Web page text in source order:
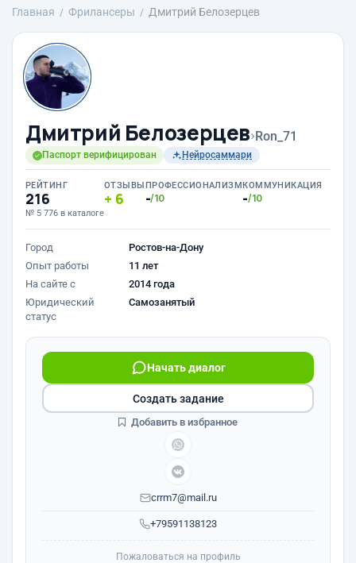
Главная Фрилансеры Дмитрий Белозерцев
Дмитрий Белозерцев›Ron_71
Паспорт верифицирован Нейросаммари
РЕЙТИНГ
216
№ 5 776 в каталоге
ОТЗЫВЫ
6
ПРОФЕССИОНАЛИЗМ
-/10
КОММУНИКАЦИЯ
-/10
Город
Ростов-на-Дону
Опыт работы
11 лет
На сайте с
2014 года
Юридический
статус
Самозанятый
+79591138123
Начать диалог
crrm7@mail.ru
Создать задание
Добавить в избранное
Пожаловаться на профиль